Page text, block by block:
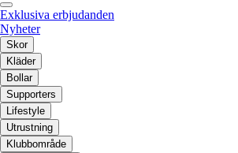
Exklusiva erbjudanden
Nyheter
Skor
Kläder
Bollar
Supporters
Lifestyle
Utrustning
Klubbområde